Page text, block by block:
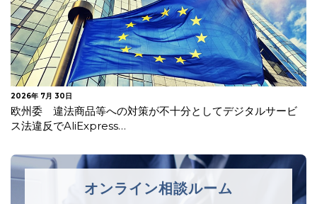
2026年 7月 24日
イタリア 年齢確認及びAIモデル事前学習に関する情報提供
の不備等で米国生成AI企業に…
オンライン相談ルーム